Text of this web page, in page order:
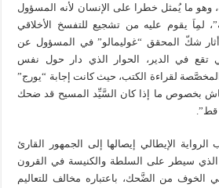
وهو ما يُمثل خطرا على الإنسان لأنه المسؤول
لمِاَ يقوم عليه من تشجيع للتفسخ الأخلاقي
شكّ المحقق “غوليمالو” في المسؤول عن
تقع في الدير، الحوار الذي دار حول نفس
المخصَّصة لقراءة الكتب، حيث كانت إجابة “يورج”
بخصوص ما إذا كان السَّيِّد المسيح قد ضحك
قط”.
الرواية الإيطالي إيصالها إلى الجمهور القارئ
الذي سيطر على السلطة والكنيسة في القرون
الخوف من الضَّحك، باعتباره مخالف للتعاليم